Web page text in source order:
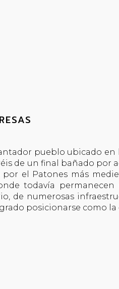
pueblo ubicado
de un final bañado por
el Patones más
todavía
de numerosas
posicionarse como la